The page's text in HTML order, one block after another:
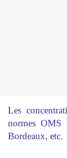
Les
normes OMS
Bordeaux, etc.